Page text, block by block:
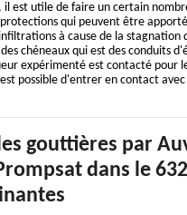
il est utile de faire un certain
qui peuvent être
à cause de la stagnation
chéneaux qui est des conduits
expérimenté est contacté pour
possible d'entrer en contact
gouttières par
dans le